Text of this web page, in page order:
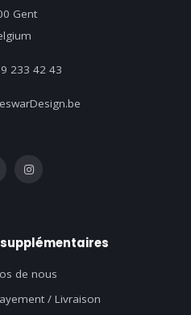
Gent
233 42 43
de nous
/ Livraison